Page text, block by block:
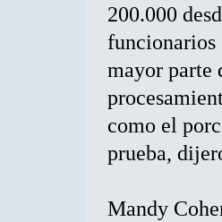
200.000
funcionarios
mayor parte
como el
prueba,
Mandy